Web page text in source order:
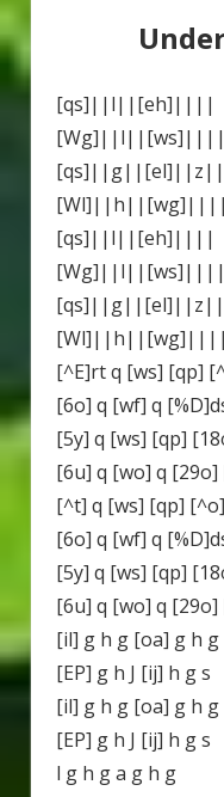
[qs]||l||[eh]||||
[Wg]||l||[ws]||||
[qs]||g||[el]||z||
[Wl]||h||[wg]||||
[qs]||l||[eh]||||
[Wg]||l||[ws]||||
[qs]||g||[el]||z||
[Wl]||h||[wg]||||
[^E]rt q [ws] [qp]
[6o] q [wf] q
[5y] q [ws] [qp]
[6u] q [wo] q
[^t] q [ws] [qp]
[6o] q [wf] q
[5y] q [ws] [qp]
[6u] q [wo] q
[il] g h g [oa] g h g
[EP] g h J [ij] h g s
[il] g h g [oa] g h g
[EP] g h J [ij] h g s
l g h g a g h g